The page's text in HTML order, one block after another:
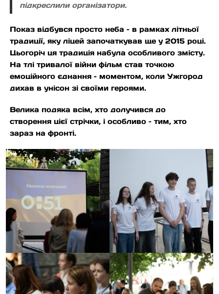
підкреслили організатори.
Показ відбувся просто неба – в рамках літньої
традиції, яку ліцей започаткував ще у 2015 році.
Цьогоріч ця традиція набула особливого змісту.
На тлі тривалої війни фільм став точкою
емоційного єднання – моментом, коли Ужгород
дихав в унісон зі своїми героями.
Велика подяка всім, хто долучився до
створення цієї стрічки, і особливо – тим, хто
зараз на фронті.